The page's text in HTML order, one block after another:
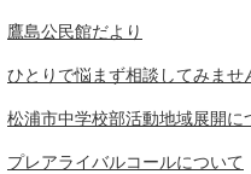
鷹島公民館だより
ひとりで悩まず相談してみませ
松浦市中学校部活動地域展開に
プレアライバルコールについて